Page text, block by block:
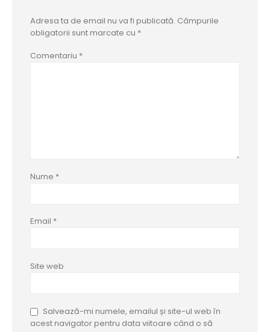
Adresa ta de email nu va fi publicată. Câmpurile
obligatorii sunt marcate cu *
Comentariu *
Nume *
Email *
Site web
Salvează-mi numele, emailul și site-ul web în
acest navigator pentru data viitoare când o să